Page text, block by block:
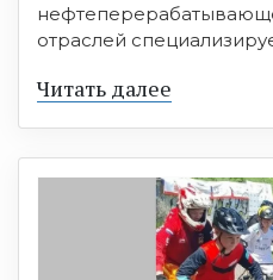
отраслей
Читать далее